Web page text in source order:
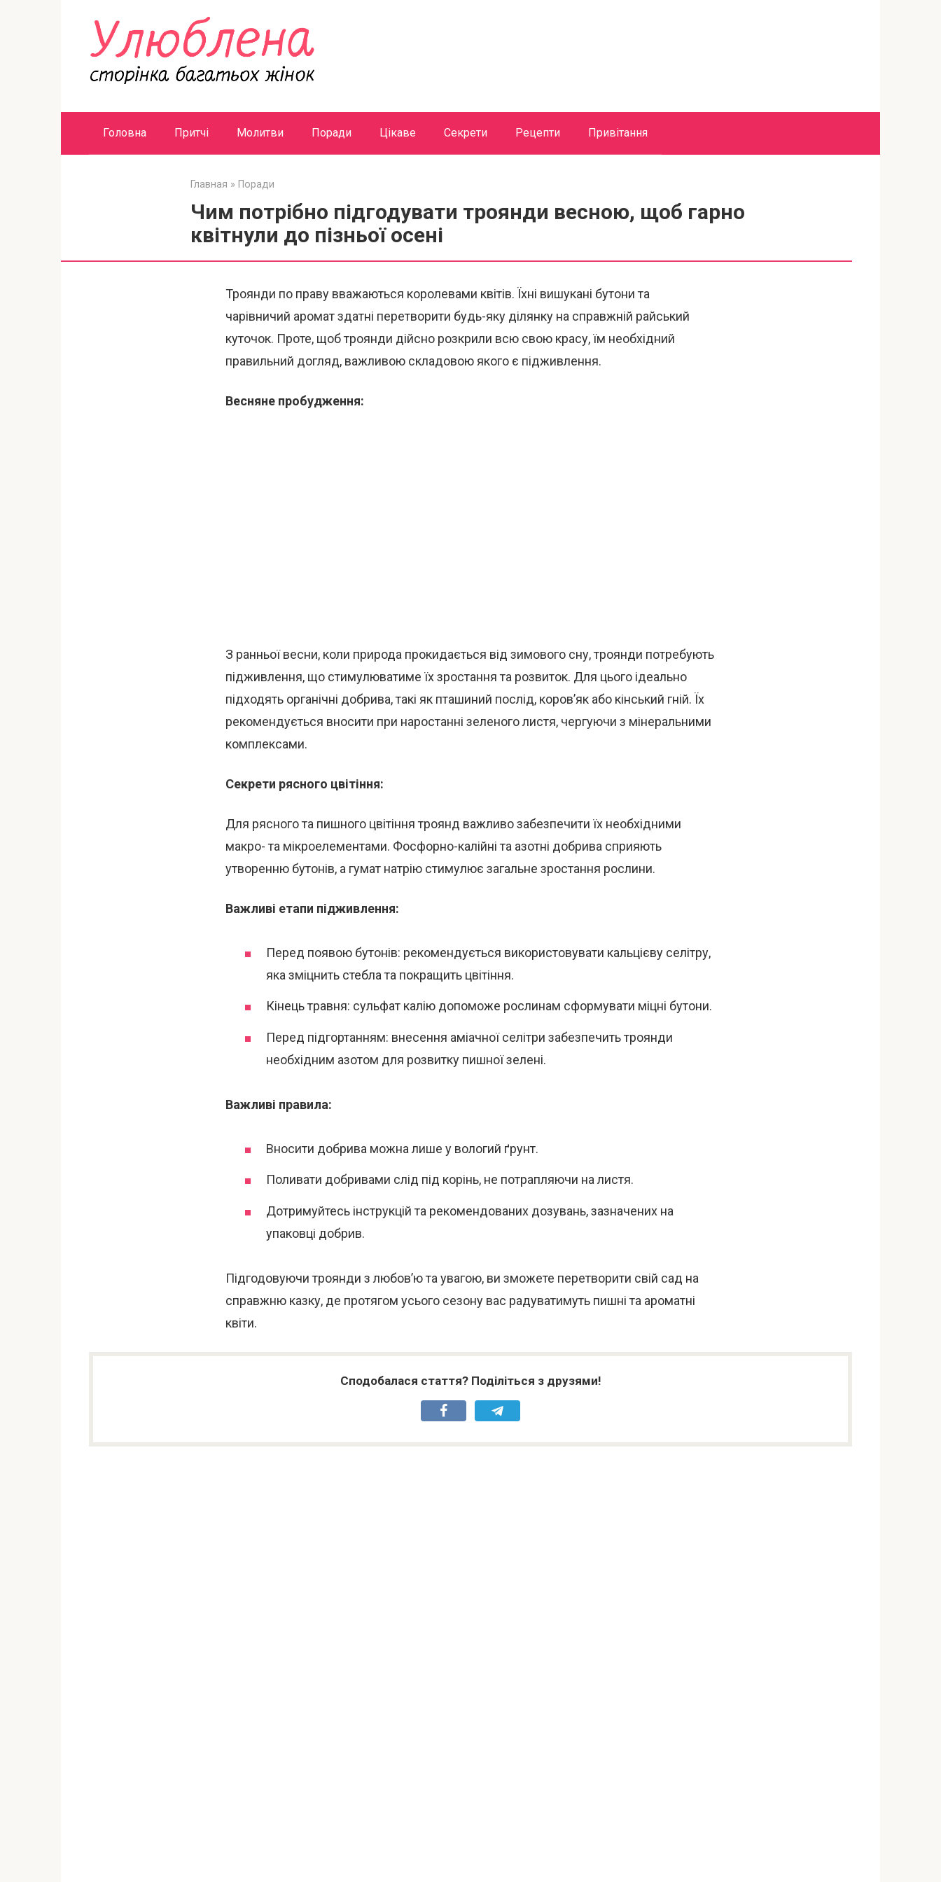
Головна Притчі Молитви Поради Цікаве Секрети Рецепти Привітання
Главная » Поради
Чим потрібно підгодувати троянди весною, щоб гарно
квітнули до пізньої осені
Троянди по праву вважаються королевами квітів. Їхні вишукані бутони та
чарівничий аромат здатні перетворити будь-яку ділянку на справжній райський
куточок. Проте, щоб троянди дійсно розкрили всю свою красу, їм необхідний
правильний догляд, важливою складовою якого є підживлення.
Весняне пробудження:
З ранньої весни, коли природа прокидається від зимового сну, троянди потребують
підживлення, що стимулюватиме їх зростання та розвиток. Для цього ідеально
підходять органічні добрива, такі як пташиний послід, коров’як або кінський гній. Їх
рекомендується вносити при наростанні зеленого листя, чергуючи з мінеральними
комплексами.
Секрети рясного цвітіння:
Для рясного та пишного цвітіння троянд важливо забезпечити їх необхідними
макро- та мікроелементами. Фосфорно-калійні та азотні добрива сприяють
утворенню бутонів, а гумат натрію стимулює загальне зростання рослини.
Важливі етапи підживлення:
Перед появою бутонів: рекомендується використовувати кальцієву селітру,
яка зміцнить стебла та покращить цвітіння.
Кінець травня: сульфат калію допоможе рослинам сформувати міцні бутони.
Перед підгортанням: внесення аміачної селітри забезпечить троянди
необхідним азотом для розвитку пишної зелені.
Важливі правила:
Вносити добрива можна лише у вологий ґрунт.
Поливати добривами слід під корінь, не потрапляючи на листя.
Дотримуйтесь інструкцій та рекомендованих дозувань, зазначених на
упаковці добрив.
Підгодовуючи троянди з любов’ю та увагою, ви зможете перетворити свій сад на
справжню казку, де протягом усього сезону вас радуватимуть пишні та ароматні
квіти.
Сподобалася стаття? Поділіться з друзями!